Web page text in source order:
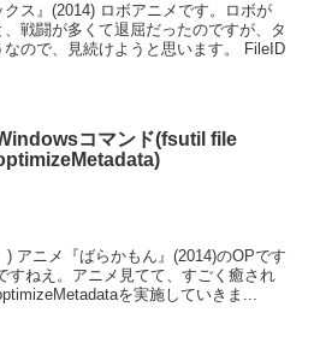
ス』(2014) ロボアニメです。ロボが
戦闘が多くて退屈だったのですが、タ
ので、見続けようと思います。 FileID
コマンド(fsutil file
アニメ『ばらかもん』(2014)のOPです
すねえ。アニメ見てて、すごく癒され
を実施していきま...